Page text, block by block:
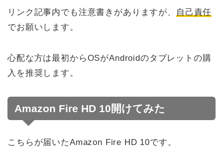
リンク記事内でも注意書きがありますが、
自己責任
でお願いします。
心配な方は最初からOSがAndroidのタブレットの購
入を推奨します。
Amazon Fire HD 10開けてみた
こちらが届いたAmazon Fire HD 10です。